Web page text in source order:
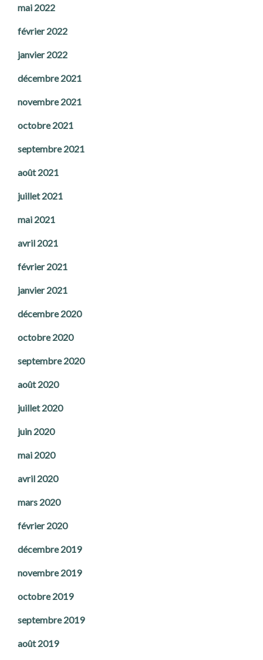
mai 2022
février 2022
janvier 2022
décembre 2021
novembre 2021
octobre 2021
septembre 2021
août 2021
juillet 2021
mai 2021
avril 2021
février 2021
janvier 2021
décembre 2020
octobre 2020
septembre 2020
août 2020
juillet 2020
juin 2020
mai 2020
avril 2020
mars 2020
février 2020
décembre 2019
novembre 2019
octobre 2019
septembre 2019
août 2019